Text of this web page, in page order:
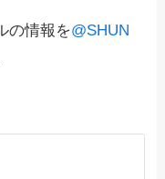
の情報を@SHUN